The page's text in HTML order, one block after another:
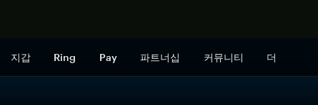
지갑 Ring Pay 파트너십 커뮤니티 더